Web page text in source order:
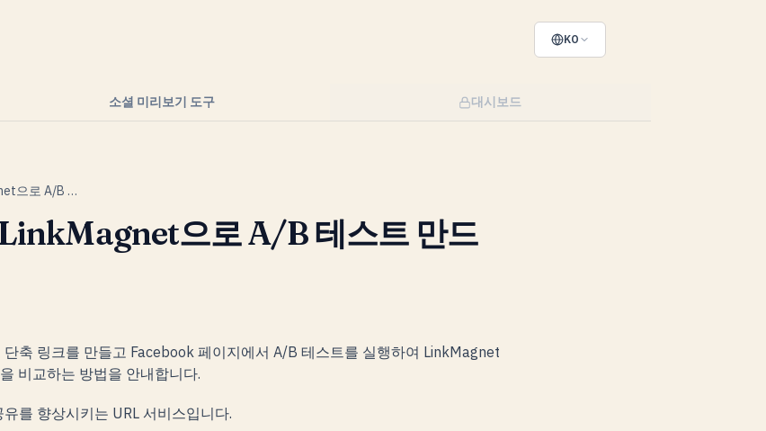
KO
소셜 미리보기 도구 대시보드
Facebook과 LinkMagnet으로 A/B 테스트 만드는 방법
으로 A/B 테스트 만드
축 링크를 만들고 Facebook 페이지에서 A/B 테스트를 실행하여 LinkMagnet
비교하는 방법을 안내합니다.
를 향상시키는 URL 서비스입니다.